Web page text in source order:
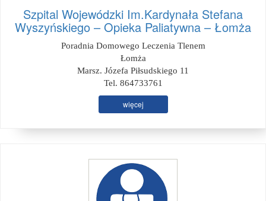
Szpital Wojewódzki Im.Kardynała Stefana
Wyszyńskiego – Opieka Paliatywna – Łomża
Poradnia Domowego Leczenia Tlenem
Łomża
Marsz. Józefa Piłsudskiego 11
Tel. 864733761
więcej